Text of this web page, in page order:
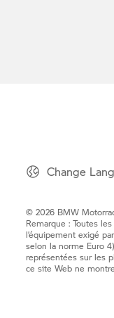
Change
© 2026 BMW
Remarque : Toutes
l’équipement exigé
selon la norme Euro
représentées sur les
ce site Web ne